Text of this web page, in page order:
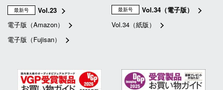
最新号
Vol.23
電子版（Amazon）
電子版（Fujisan）
最新号
Vol.34（電子版）
Vol.34（紙版）